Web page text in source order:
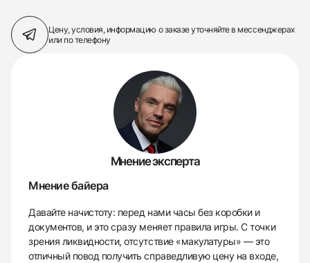
Цену, условия, информацию о заказеуточняйте в мессенджерах
или по телефону
Мнение эксперта
Мнение байера
Давайте начистоту: перед нами часы без коробки и
документов, и это сразу меняет правила игры. С точки
зрения ликвидности, отсутствие «макулатуры» — это
отличный повод получить справедливую цену на входе,